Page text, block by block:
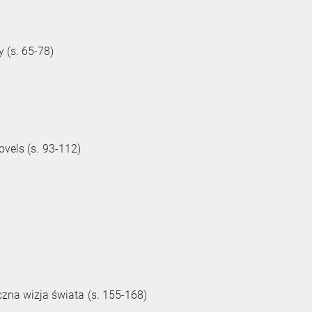
(s. 65-78)
(s. 93-112)
wizja świata (s. 155-168)